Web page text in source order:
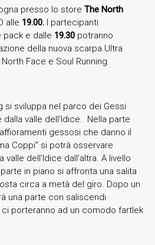
presso lo store The North
alle 19.00. I partecipanti
pack e dalle 19.30 potranno
della nuova scarpa Ultra
Face e Soul Running.
si sviluppa nel parco dei Gessi
valle dell’Idice. Nella parte
gessosi che danno il
Coppi” si potrà osservare
dell’Idice dall’altra. A livello
in piano si affronta una salita
circa a metà del giro. Dopo un
una parte con saliscendi
porteranno ad un comodo fartlek